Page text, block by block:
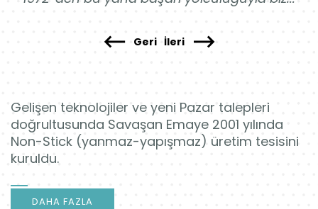
Gelişen teknolojiler ve yeni Pazar talepleri
doğrultusunda Savaşan Emaye 2001 yılında
Non-Stick (yanmaz-yapışmaz) üretim tesisini
kuruldu.
Geri İleri
DAHA FAZLA